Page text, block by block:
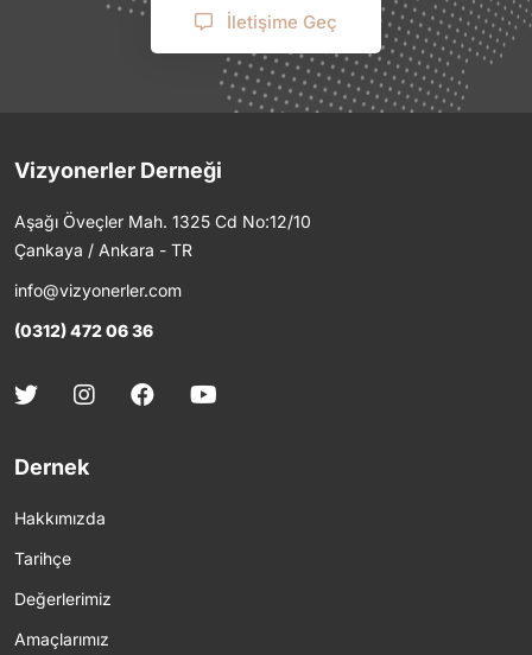
İletişime Geç
Vizyonerler Derneği
Aşağı Öveçler Mah. 1325 Cd No:12/10
Çankaya / Ankara - TR
info@vizyonerler.com
(0312) 472 06 36
Dernek
Hakkımızda
Tarihçe
Değerlerimiz
Amaçlarımız